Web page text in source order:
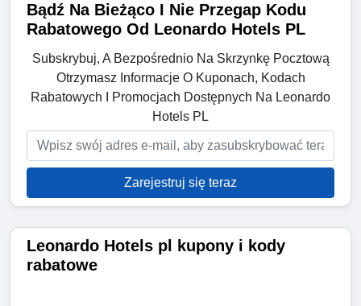
Bądź Na Bieżąco I Nie Przegap Kodu
Rabatowego Od Leonardo Hotels PL
Subskrybuj, A Bezpośrednio Na Skrzynkę Pocztową
Otrzymasz Informacje O Kuponach, Kodach
Rabatowych I Promocjach Dostępnych Na Leonardo
Hotels PL
Zarejestruj się teraz
Leonardo Hotels pl kupony i kody
rabatowe